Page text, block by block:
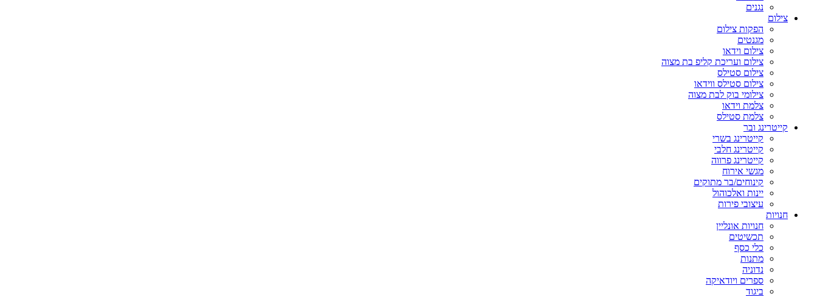
נגנים
צילום
הפקות צילום
מגנטים
צילום וידאו
צילום ועריכת קליפ בת מצוה
צילום סטילס
צילום סטילס ווידאו
צילומי בוק לבת מצוה
צלמת וידאו
צלמת סטילס
קייטרינג ובר
קייטרינג בשרי
קייטרינג חלבי
קייטרינג פרווה
מגשי אירוח
קינוחים/בר מתוקים
יינות ואלכוהול
עיצובי פירות
חנויות
חנויות אונליין
תכשיטים
כלי כסף
מתנות
נדוניה
ספרים ויודאיקה
ביגוד